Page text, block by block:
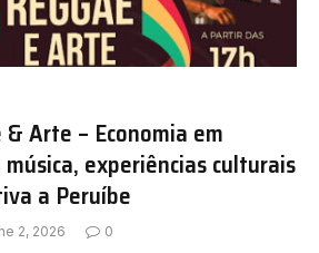
Arte – Economia em
experiências culturais
a Peruíbe
2, 2026 0